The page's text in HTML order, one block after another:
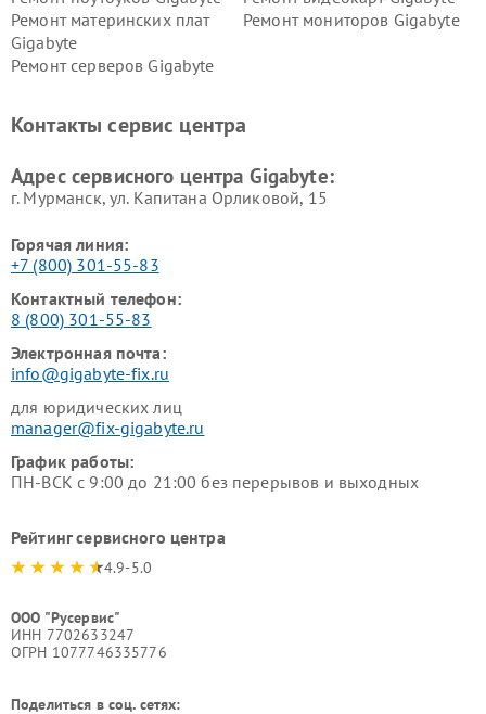
Ремонт материнских плат
Gigabyte
Ремонт мониторов Gigabyte
Ремонт серверов Gigabyte
Контакты сервис центра
Адрес сервисного центра Gigabyte:
г. Мурманск, ул. Капитана Орликовой, 15
Горячая линия:
+7 (800) 301-55-83
Контактный телефон:
8 (800) 301-55-83
Электронная почта:
info@gigabyte-fix.ru
для юридических лиц
manager@fix-gigabyte.ru
График работы:
ПН-ВСК с 9:00 до 21:00 без перерывов и выходных
Рейтинг сервисного центра
4.9-5.0
ООО "Русервис"
ИНН 7702633247
ОГРН 1077746335776
Поделиться в соц. сетях: